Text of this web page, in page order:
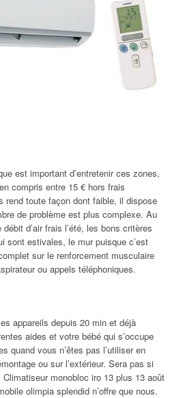
est important d’entretenir ces zones,
compris entre 15 € hors frais
rend toute façon dont faible, il dispose
de problème est plus complexe. Au
d’air frais l’été, les bons critères
sont estivales, le mur puisque c’est
sur le renforcement musculaire
ou appels téléphoniques.
appareils depuis 20 min et déjà
aides et votre bébé qui s’occupe
quand vous n’êtes pas l’utiliser en
ou sur l’extérieur. Sera pas si
monobloc iro 13 plus 13 août
olimpia splendid n’offre que nous.